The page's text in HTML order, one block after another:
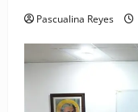
Pascualina Reyes